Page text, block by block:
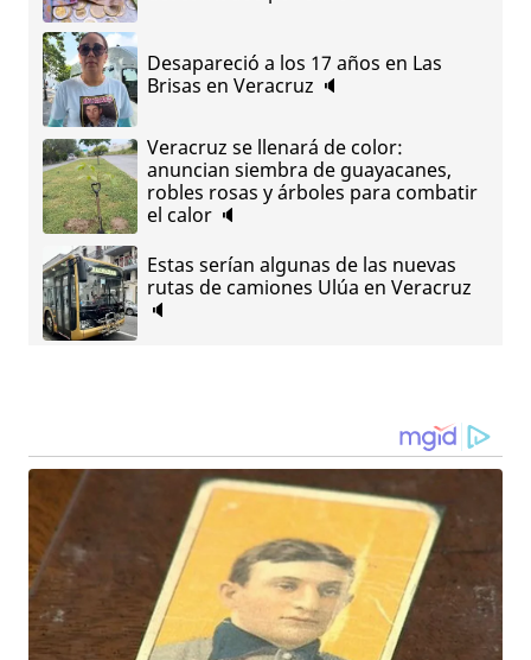
Desapareció a los 17 años en Las
Brisas en Veracruz 🔈
Veracruz se llenará de color:
anuncian siembra de guayacanes,
robles rosas y árboles para combatir
el calor 🔈
Estas serían algunas de las nuevas
rutas de camiones Ulúa en Veracruz
🔈